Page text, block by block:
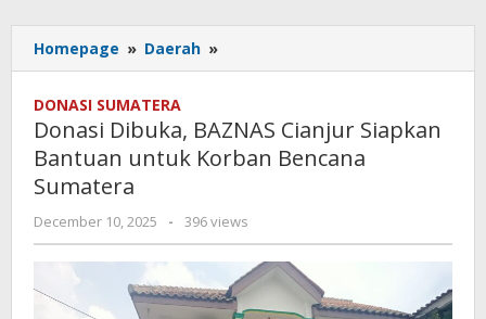
Homepage » Daerah »
Dibuka,
Siapkan
Bantuan
Bencana
Sumatera
DONASI SUMATERA
Donasi Dibuka, BAZNAS Cianjur Siapkan
Bantuan untuk Korban Bencana
Sumatera
December 10, 2025
by
admin.cianjur
- 396 views